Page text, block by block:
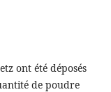
ont été déposés
de poudre